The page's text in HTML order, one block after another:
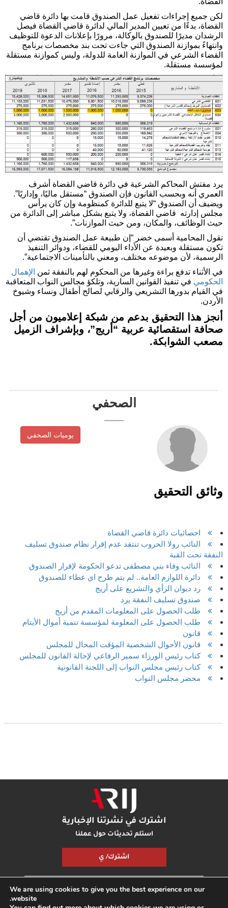
لكن جميع إجراءات تفعيل عمل الصندوق قامت بها دائرة قاضي
القضاة، بدءًا من تعيين المدير المالي لدائرة قاضي القضاة فيصل
الرشدان مديرًا للصندوق بالوكالة، مرورًا بإعلانات الدعوة للتوظيف
وانتهاءً بموازنة الصندوق التي جاءت تحت بند مخصصات برنامج
القضاء الشرعي في الموازنة العامة للدولة، وليس كموازنة مستقلة
لمؤسسة مستقلة.
يرد مفتش المحاكم الشرعية في دائرة قاضي القضاة أشرف
العمري أنه وبحسب القانون فإن الصندوق “مستقل ماليًا، وإداريًا”.
ويضيف أن الصندوق “لا يتبع للدائرة كمنظومة وإن كان يرأس
مجلس إدارته قاضي القضاة، ولا يتبع بشكل مباشر إلى الدائرة من
حيث الوظائف، والمكان، ومن حيث الموازنات”.
تقول المحامية أسمى خضر “إن طبيعة عمل الصندوق تقتضي أن
تكون مستقلة وبعيدة عن الأداء اليومي للقضاء، ودوائر التنفيذ
الرسمية، لأن موضوعه مختلف، ومعني بالتأمينات الاجتماعية”.
في الأثناء تدفع براءة وغيرها من المحكوم لهم بالنفقة ثمن الإهمال
الحكومي في تنفيذ القوانين السارية، وتلكؤ مجالس النواب المتعاقبة
في القيام بدورها التشريعي والرقابي لصالح أطفال ونساء وشيوخ
الأردن.
أنجز هذا التحقيق بدعم من شبكة إعلاميون من أجل
صحافة استقصائية عربية “أريج”، وبإشراف الزميل
مصعب الشوابكة.
الصحفي
يوميات الصحفي
وثائق التحقيق
احصائيات دائرة قاضي القضاة
النائب رولا الحروب تنتقد عدم إقرار نظام صندوق تسليف
النفقة تحت القبة
النائب وفاء بني مصطفى تدعو الحكومة لإقرار الصندوق
دائرة اللوازم العامة.. لم يتم طرح اي عطاء للصندوق
رد ديوان الرأي والتشريع على أريج
صندوق تسليف النفقة يرد
طلب الحصول على المعلومات المقدم من أريج
طلب الحصول على المعلومة لمؤسسة تنمية أموال الأيتام
قانون
قانون الأحوال الشخصية المؤقت المحال للمجلس
كتاب رئيس الورزاء سمير الرفاعي لإحالة القانون للمجلس
كتاب رئيس مجلس النواب إلى اللجنة القانونية
محضر مجلس النواب
اشترك في نشرتنا الإخبارية
استلم تحديثات حول عملنا
اشترك/ ي
مكتبة أريجبودكاست أريجاتصل بناشارك معنا
We are using cookies to give you the best experience on our
website.